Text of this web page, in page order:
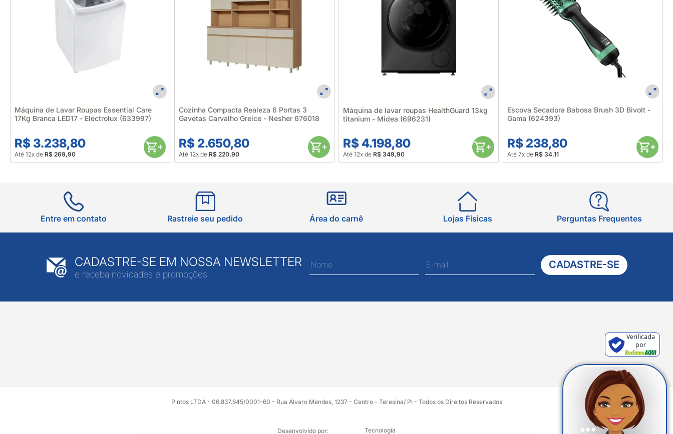
Máquina de Lavar Roupas Essential Care
17Kg Branca LED17 - Electrolux (633997)
R$ 3.238,80
Até 12x de R$ 269,90
Cozinha Compacta Realeza 6 Portas 3
Gavetas Carvalho Greice - Nesher 676018
R$ 2.650,80
Até 12x de R$ 220,90
Máquina de lavar roupas HealthGuard 13kg
titanium - Midea (696231)
R$ 4.198,80
Até 12x de R$ 349,90
Escova Secadora Babosa Brush 3D Bivolt -
Gama (624393)
R$ 238,80
Até 7x de R$ 34,11
Entre em contato Rastreie seu pedido Área do carnê Lojas Físicas Perguntas Frequentes
CADASTRE-SE EM NOSSA NEWSLETTER
e receba novidades e promoções
CADASTRE-SE
Verificada
por
Pintos LTDA - 06.837.645/0001-60 - Rua Álvaro Mendes, 1237 - Centro - Teresina/ PI - Todos os Direitos Reservados
Desenvolvido por: Tecnologia